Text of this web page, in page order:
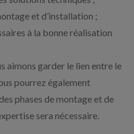
et d’installation ;
à la bonne réalisation
aimons garder le lien entre le
pourrez également
phases de montage et de
sera nécessaire.